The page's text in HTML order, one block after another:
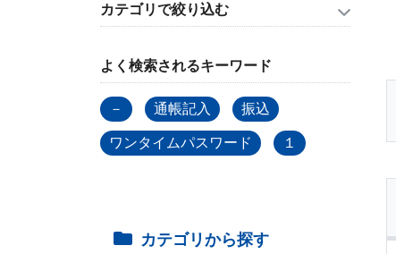
カテゴリで絞り込む
よく検索されるキーワード
－ 通帳記入 振込
ワンタイムパスワード １
カテゴリから探す